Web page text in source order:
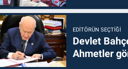
EDITÖRÜN SEÇTIĞI
Devlet
Ahmetler